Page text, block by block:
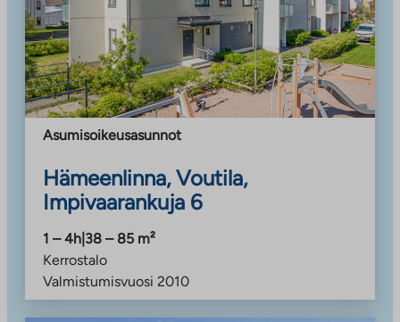
Asumisoikeusasunnot
Hämeenlinna, Voutila,
Impivaarankuja 6
1 – 4h 38 – 85 m²
Kerrostalo
Valmistumisvuosi 2010